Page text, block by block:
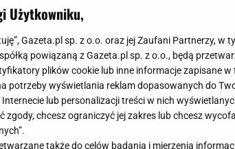
Użytkowniku,
Gazeta.pl sp. z o.o. oraz jej Zaufani Partnerzy, w
powiązaną z Gazeta.pl sp. z o.o., będą
plików cookie lub inne informacje zapisane
potrzeby wyświetlania reklam dopasowanych do
lub personalizacji treści w nich
zgody, chcesz ograniczyć jej zakres lub chcesz
także do celów badania i mierzenia